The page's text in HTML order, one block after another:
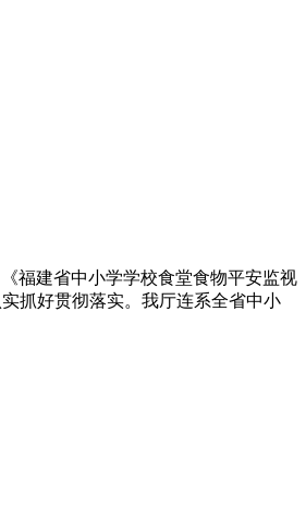
福建省中小学学校食堂食物平安监视
抓好贯彻落实。我厅连系全省中小